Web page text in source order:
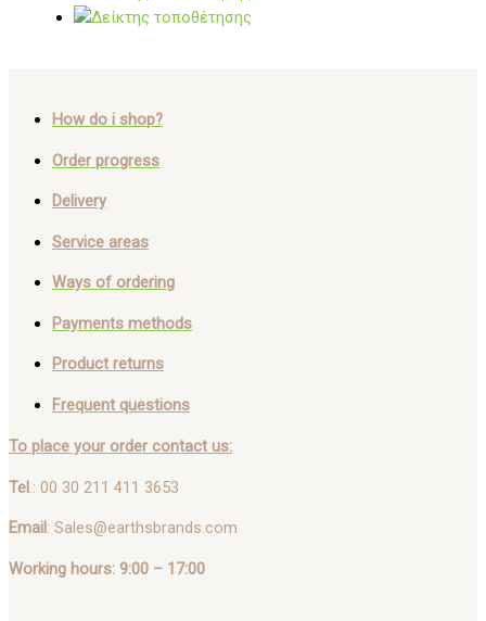
How do i shop?
Order progress
Delivery
Service areas
Ways of ordering
Payments methods
Product returns
Frequent questions
To place your order contact us:
Tel .: 00 30 211 411 3653
Email: Sales@earthsbrands.com
Working hours: 9:00 – 17:00